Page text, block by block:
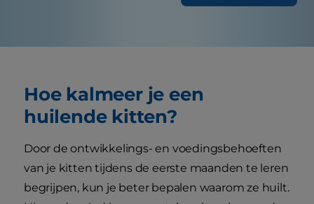
Hoe kalmeer je een
huilende kitten?
Door de ontwikkelings- en voedingsbehoeften
van je kitten tijdens de eerste maanden te leren
begrijpen, kun je beter bepalen waarom ze huilt.